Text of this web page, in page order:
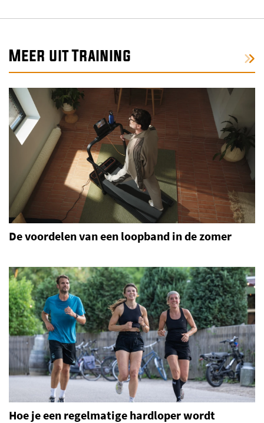
Meer uit Training
De voordelen van een loopband in de zomer
Hoe je een regelmatige hardloper wordt